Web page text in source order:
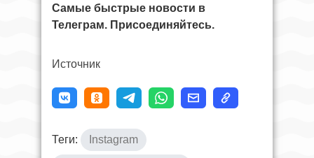
Самые быстрые новости в
Телеграм. Присоединяйтесь.
Источник
Теги: Instagram